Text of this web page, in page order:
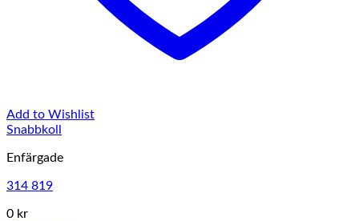
Add to Wishlist
Snabbkoll
Enfärgade
314 819
0 kr